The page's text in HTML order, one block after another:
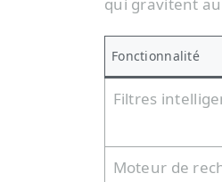
Fonctionnalité
Filtres
Moteur de